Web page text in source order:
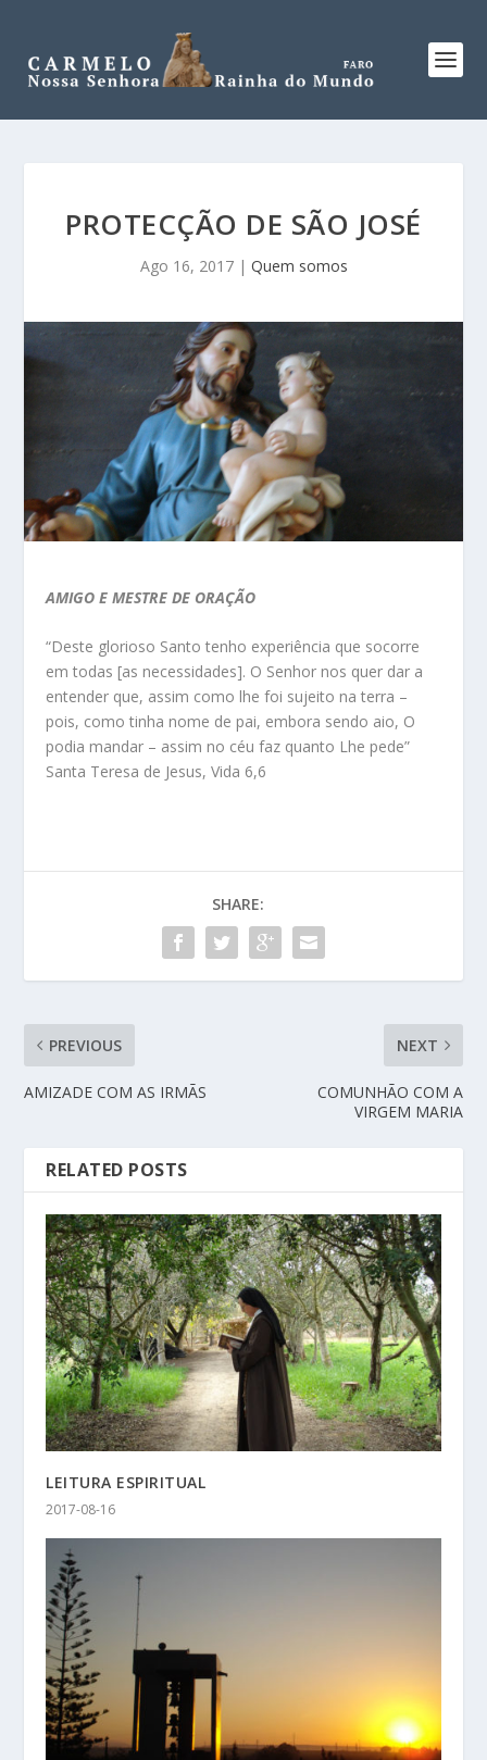
PROTECÇÃO DE SÃO JOSÉ
Ago 16, 2017| Quem somos
AMIGO E MESTRE DE ORAÇÃO
“Deste glorioso Santo tenho experiência que socorre
em todas [as necessidades]. O Senhor nos quer dar a
entender que, assim como lhe foi sujeito na terra –
pois, como tinha nome de pai, embora sendo aio, O
podia mandar – assim no céu faz quanto Lhe pede”
Santa Teresa de Jesus, Vida 6,6
SHARE:
PREVIOUS
AMIZADE COM AS IRMÃS
NEXT
COMUNHÃO COM A
VIRGEM MARIA
RELATED POSTS
LEITURA ESPIRITUAL
2017-08-16